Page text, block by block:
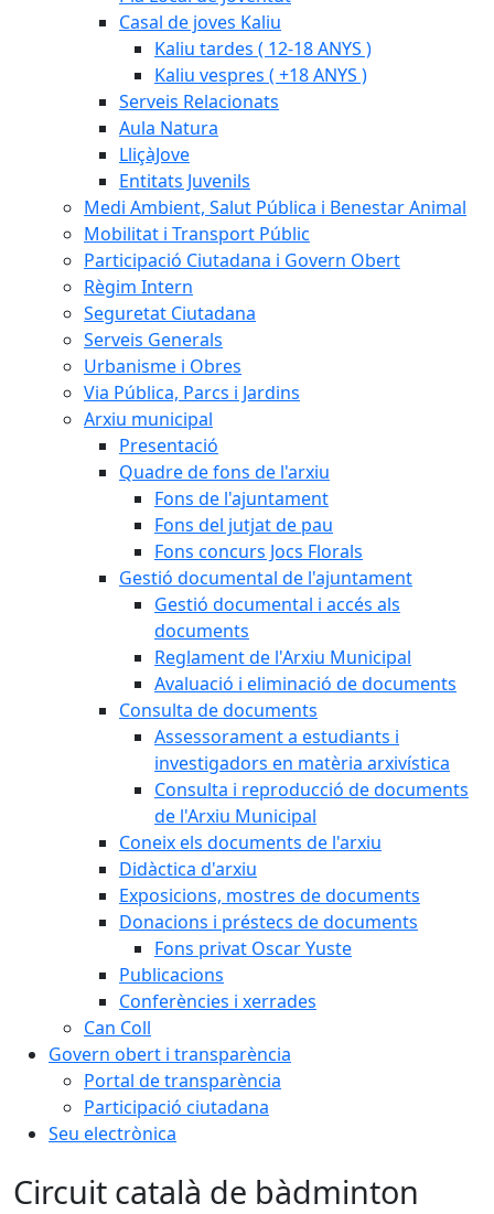
Casal de joves Kaliu
Kaliu tardes ( 12-18 ANYS )
Kaliu vespres ( +18 ANYS )
Serveis Relacionats
Aula Natura
LliçàJove
Entitats Juvenils
Medi Ambient, Salut Pública i Benestar Animal
Mobilitat i Transport Públic
Participació Ciutadana i Govern Obert
Règim Intern
Seguretat Ciutadana
Serveis Generals
Urbanisme i Obres
Via Pública, Parcs i Jardins
Arxiu municipal
Presentació
Quadre de fons de l'arxiu
Fons de l'ajuntament
Fons del jutjat de pau
Fons concurs Jocs Florals
Gestió documental de l'ajuntament
Gestió documental i accés als
documents
Reglament de l'Arxiu Municipal
Avaluació i eliminació de documents
Consulta de documents
Assessorament a estudiants i
investigadors en matèria arxivística
Consulta i reproducció de documents
de l'Arxiu Municipal
Coneix els documents de l'arxiu
Didàctica d'arxiu
Exposicions, mostres de documents
Donacions i préstecs de documents
Fons privat Oscar Yuste
Publicacions
Conferències i xerrades
Can Coll
Govern obert i transparència
Portal de transparència
Participació ciutadana
Seu electrònica
Circuit català de bàdminton